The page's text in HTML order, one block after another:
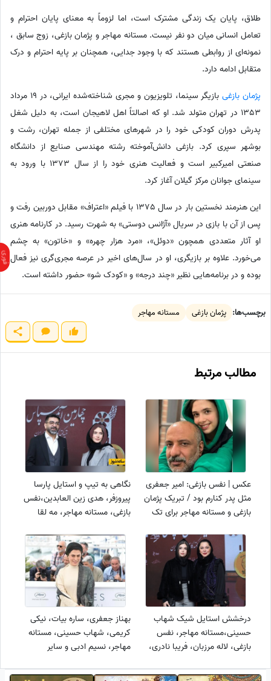
طلاق، پایان یک زندگی مشترک است، اما لزوماً به معنای پایان احترام و
تعامل انسانی میان دو نفر نیست. مستانه مهاجر و پژمان بازغی، زوج سابق ،
نمونه‌ای از روابطی هستند که با وجود جدایی، همچنان بر پایه احترام و درک
متقابل ادامه دارد.
پژمان بازغی
بازیگر سینما، تلویزیون و مجری شناخته‌شده ایرانی، در 19 مرداد
1353 در تهران متولد شد. او که اصالتاً اهل لاهیجان است، به دلیل شغل
پدرش دوران کودکی خود را در شهرهای مختلفی از جمله تهران، رشت و
بوشهر سپری کرد. بازغی دانش‌آموخته رشته مهندسی صنایع از دانشگاه
صنعتی امیرکبیر است و فعالیت هنری خود را از سال 1373 با ورود به
سینمای جوانان مرکز گیلان آغاز کرد.
این هنرمند نخستین بار در سال 1375 با فیلم «اعتراف» مقابل دوربین رفت و
پس از آن با بازی در سریال «آژانس دوستی» به شهرت رسید. در کارنامه هنری
او آثار متعددی همچون «دوئل»، «مرد هزار چهره» و «خاتون» به چشم
می‌خورد. علاوه بر بازیگری، او در سال‌های اخیر در عرصه مجری‌گری نیز فعال
بوده و در برنامه‌هایی نظیر «چند درجه» و «کودک شو» حضور داشته است.
برچسب‌ها: پژمان بازغی مستانه مهاجر
مطالب مرتبط
عکس | نفس بازغی: امیر جعفری
مثل پدر کنارم بود / تبریک پژمان
بازغی و مستانه مهاجر برای تک
نگاهی به تیپ و استایل پارسا
پیروزفر، هدی زین العابدین،نفس
بازغی، مستانه مهاجر، مه لقا
بازیگران ایرانی در جشن
تهیه‌کنندگان سینما+عکس
درخشش استایل شیک شهاب
حسینی،مستانه مهاجر، نفس
بازغی، لاله مرزبان، فریبا نادری،
و مجری نوستالژی معروف در
بهناز جعفری، ساره بیات، نیکی
کریمی، شهاب حسینی، مستانه
مهاجر، نسیم ادبی و سایر
حضور داشتند/ یادی کنیم از